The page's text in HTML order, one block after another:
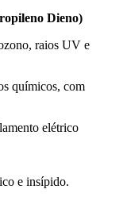
Dieno)
raios UV e
químicos, com
elétrico
e insípido.